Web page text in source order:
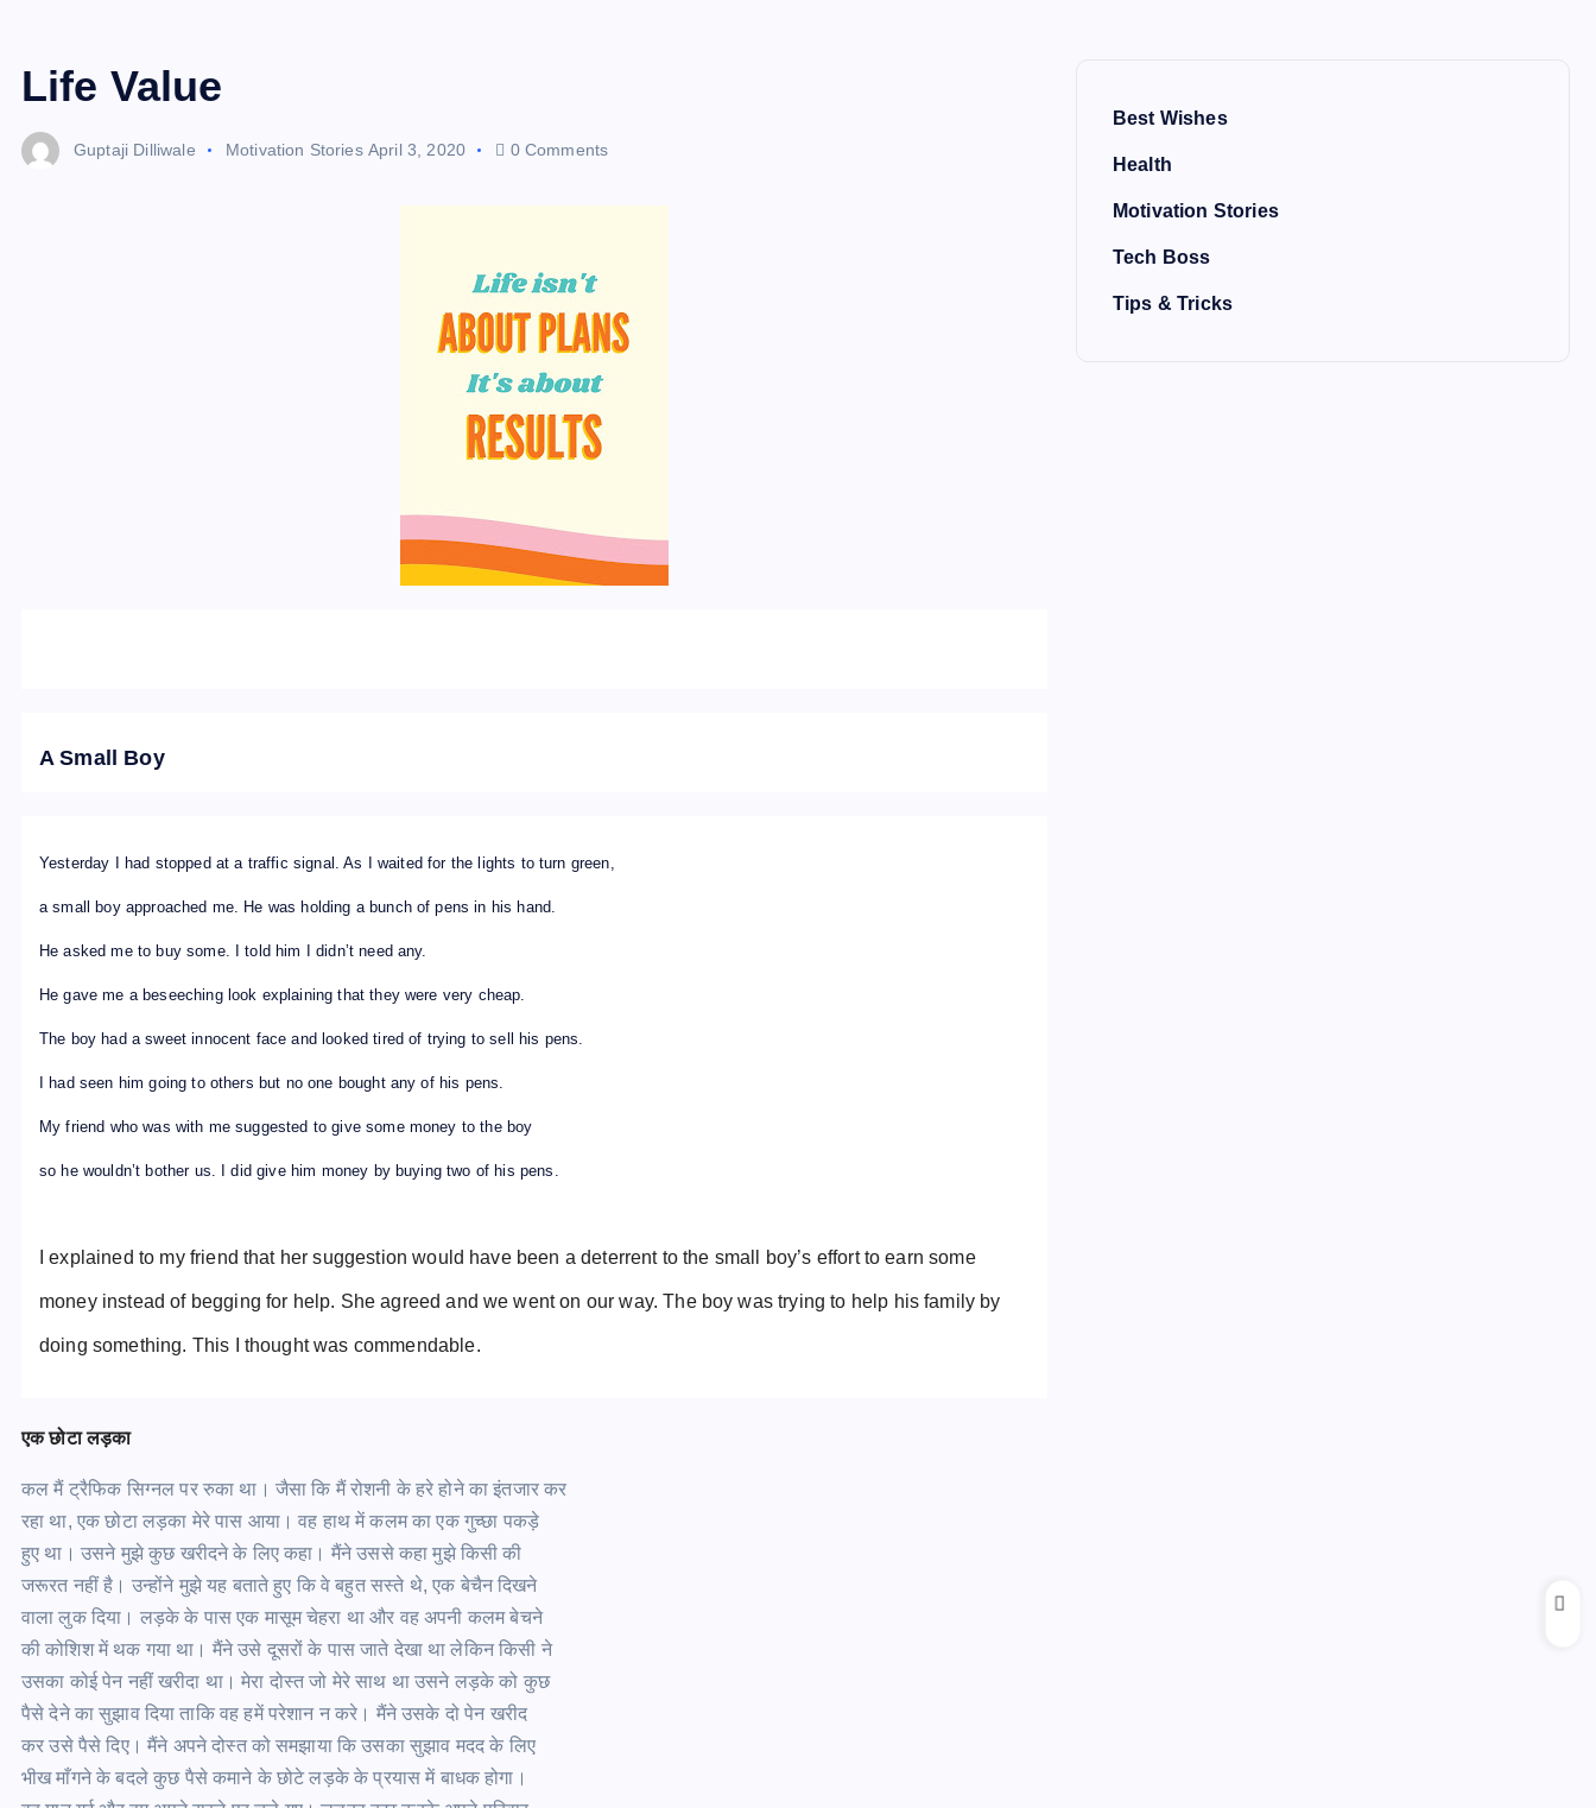
Life Value
Guptaji Dilliwale Motivation Stories April 3, 2020 0 Comments
A Small Boy
Yesterday I had stopped at a traffic signal. As I waited for the lights to turn green,
a small boy approached me. He was holding a bunch of pens in his hand.
He asked me to buy some. I told him I didn’t need any.
He gave me a beseeching look explaining that they were very cheap.
The boy had a sweet innocent face and looked tired of trying to sell his pens.
I had seen him going to others but no one bought any of his pens.
My friend who was with me suggested to give some money to the boy
so he wouldn’t bother us. I did give him money by buying two of his pens.
I explained to my friend that her suggestion would have been a deterrent to the small boy’s effort to earn some
money instead of begging for help. She agreed and we went on our way. The boy was trying to help his family by
doing something. This I thought was commendable.
एक छोटा लड़का
कल मैं ट्रैफिक सिग्नल पर रुका था। जैसा कि मैं रोशनी के हरे होने का इंतजार कर
रहा था, एक छोटा लड़का मेरे पास आया। वह हाथ में कलम का एक गुच्छा पकड़े
हुए था। उसने मुझे कुछ खरीदने के लिए कहा। मैंने उससे कहा मुझे किसी की
जरूरत नहीं है। उन्होंने मुझे यह बताते हुए कि वे बहुत सस्ते थे, एक बेचैन दिखने
वाला लुक दिया। लड़के के पास एक मासूम चेहरा था और वह अपनी कलम बेचने
की कोशिश में थक गया था। मैंने उसे दूसरों के पास जाते देखा था लेकिन किसी ने
उसका कोई पेन नहीं खरीदा था। मेरा दोस्त जो मेरे साथ था उसने लड़के को कुछ
पैसे देने का सुझाव दिया ताकि वह हमें परेशान न करे। मैंने उसके दो पेन खरीद
कर उसे पैसे दिए। मैंने अपने दोस्त को समझाया कि उसका सुझाव मदद के लिए
भीख माँगने के बदले कुछ पैसे कमाने के छोटे लड़के के प्रयास में बाधक होगा।
Best Wishes
Health
Motivation Stories
Tech Boss
Tips & Tricks